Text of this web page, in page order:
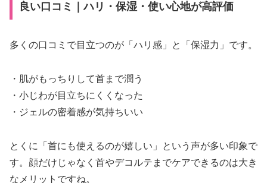
良い口コミ｜ハリ・保湿・使い心地が高評価
多くの口コミで目立つのが「ハリ感」と「保湿力」です。
・肌がもっちりして首まで潤う
・小じわが目立ちにくくなった
・ジェルの密着感が気持ちいい
とくに「首にも使えるのが嬉しい」という声が多い印象で
す。顔だけじゃなく首やデコルテまでケアできるのは大き
なメリットですね。